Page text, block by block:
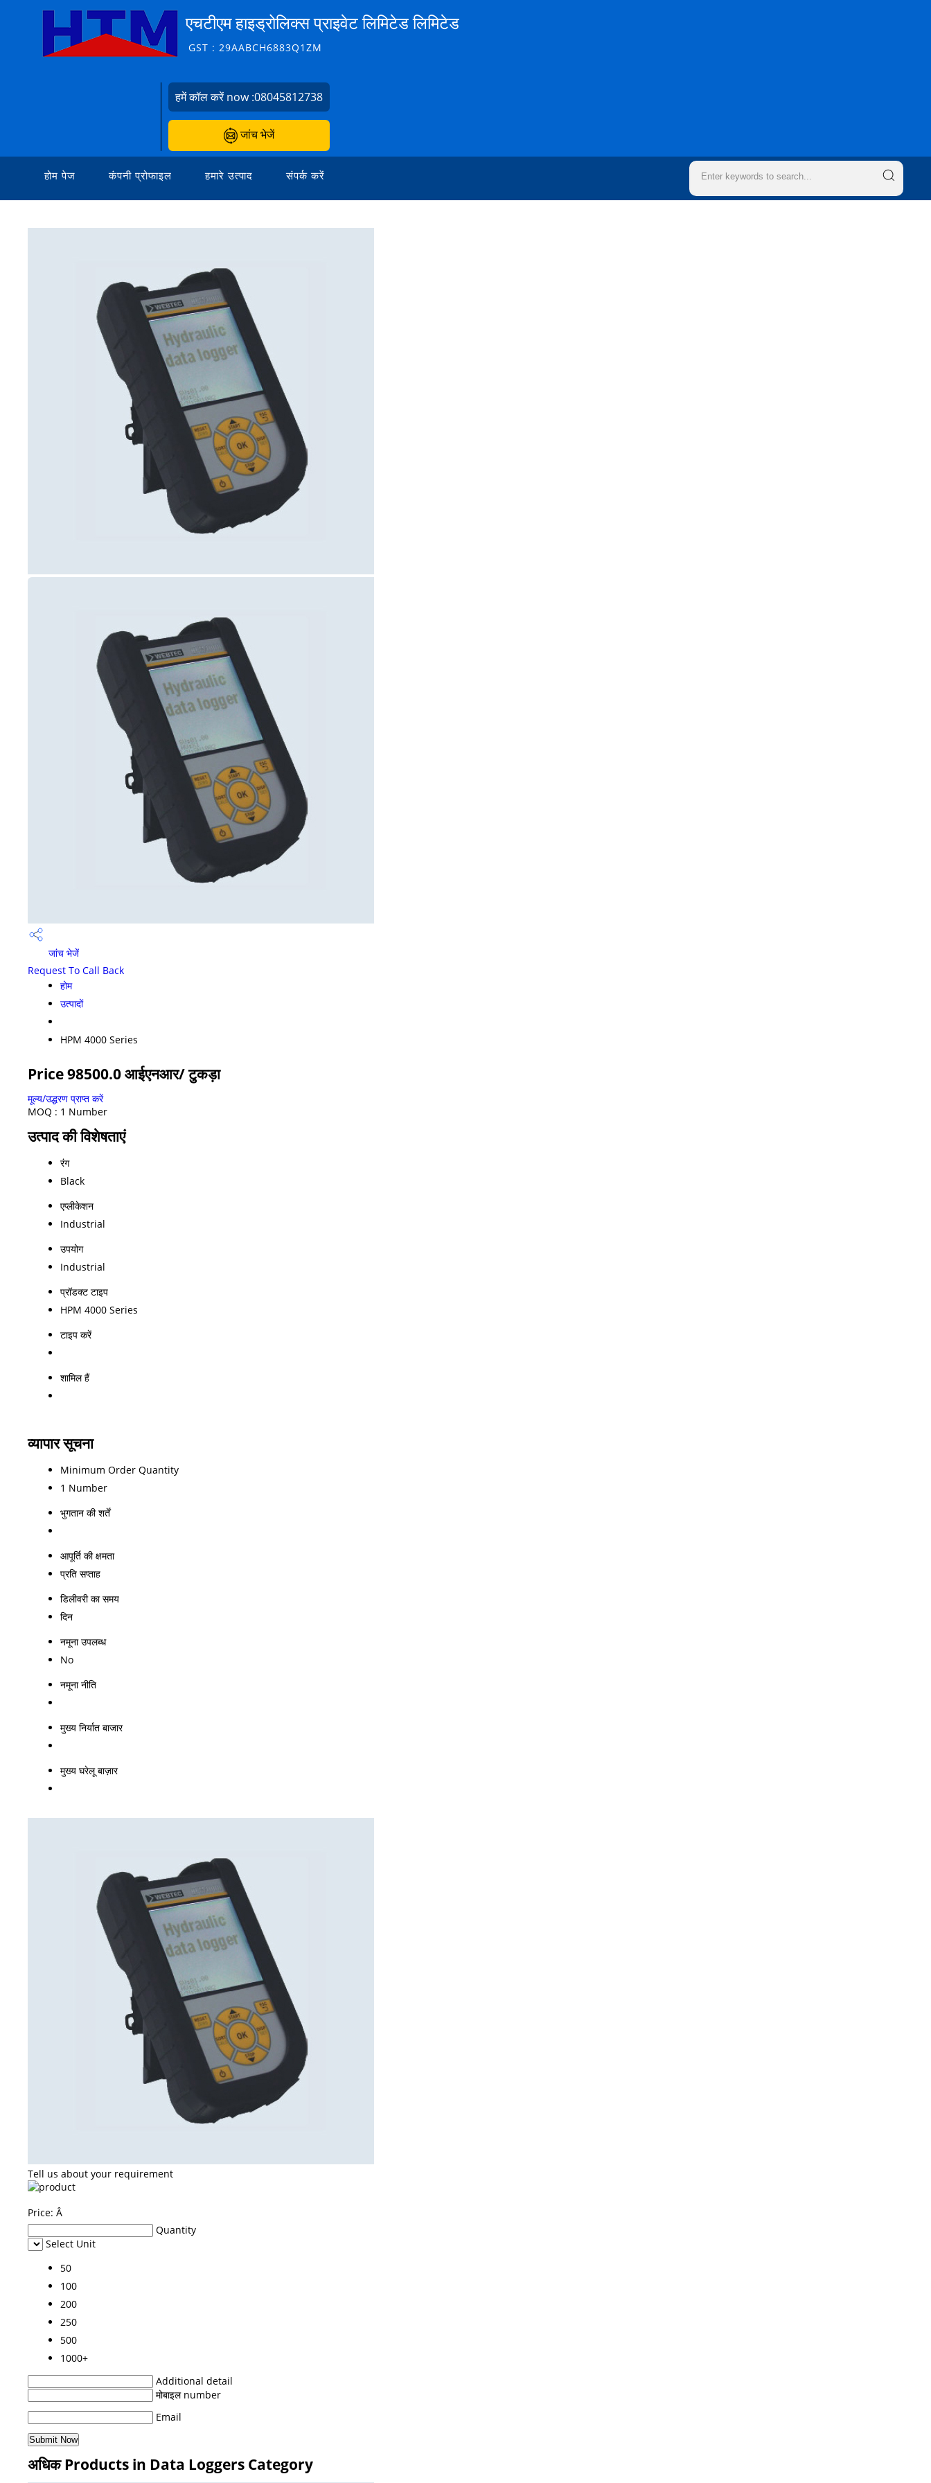
एचटीएम हाइड्रोलिक्स प्राइवेट लिमिटेड लिमिटेड
GST : 29AABCH6883Q1ZM
हमें कॉल करें now :08045812738
जांच भेजें
होम पेज कंपनी प्रोफाइल हमारे उत्पाद संपर्क करें
जांच भेजें
Request To Call Back
होम
उत्पादों
HPM 4000 Series
Price 98500.0 आईएनआर/ टुकड़ा
मूल्य/उद्धरण प्राप्त करें
MOQ : 1 Number
उत्पाद की विशेषताएं
रंग
Black
एप्लीकेशन
Industrial
उपयोग
Industrial
प्रॉडक्ट टाइप
HPM 4000 Series
टाइप करें
शामिल हैं
व्यापार सूचना
Minimum Order Quantity
1 Number
भुगतान की शर्तें
आपूर्ति की क्षमता
प्रति सप्ताह
डिलीवरी का समय
दिन
नमूना उपलब्ध
No
नमूना नीति
मुख्य निर्यात बाजार
मुख्य घरेलू बाज़ार
Tell us about your requirement
Price: Â
Quantity
Select Unit
50
100
200
250
500
1000+
Additional detail
मोबाइल number
Email
अधिक Products in Data Loggers Category